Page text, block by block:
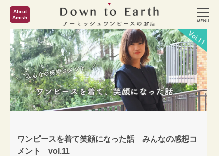
About
Amish
ワンピースを着て笑顔になった話 みんなの感想コ
メント vol.11